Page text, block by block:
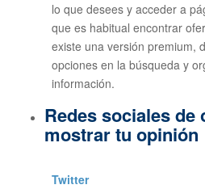
lo que desees y acceder a
que es habitual encontrar
existe una versión premium,
opciones en la búsqueda y
información.
Redes sociales de
mostrar tu opinión
Twitter